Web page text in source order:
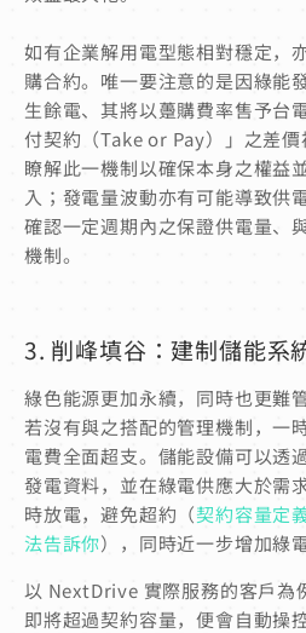
如有企業解用電型態相對穩定，
購合約。唯一要注意的是因綠能
生餘電、其將以躉購費率售予台
付契約（Take or Pay）」之差
瞭解此一機制以確保本身之權益
入；發電量波動亦有可能導致供
確認一定週期內之保證供電量、
機制。
3. 削峰填谷：建制儲能系
綠色能源更加永續，同時也更難
若沒有與之搭配的管理機制，一
電費全面超支。 儲能設備可以透
發電資料，並在綠電供應大於需
時放電，避免超約（契約容量定
法告訴你），同時近一步增加綠
以 NextDrive 實際服務的客戶為
即將超過契約容量，便會自動操